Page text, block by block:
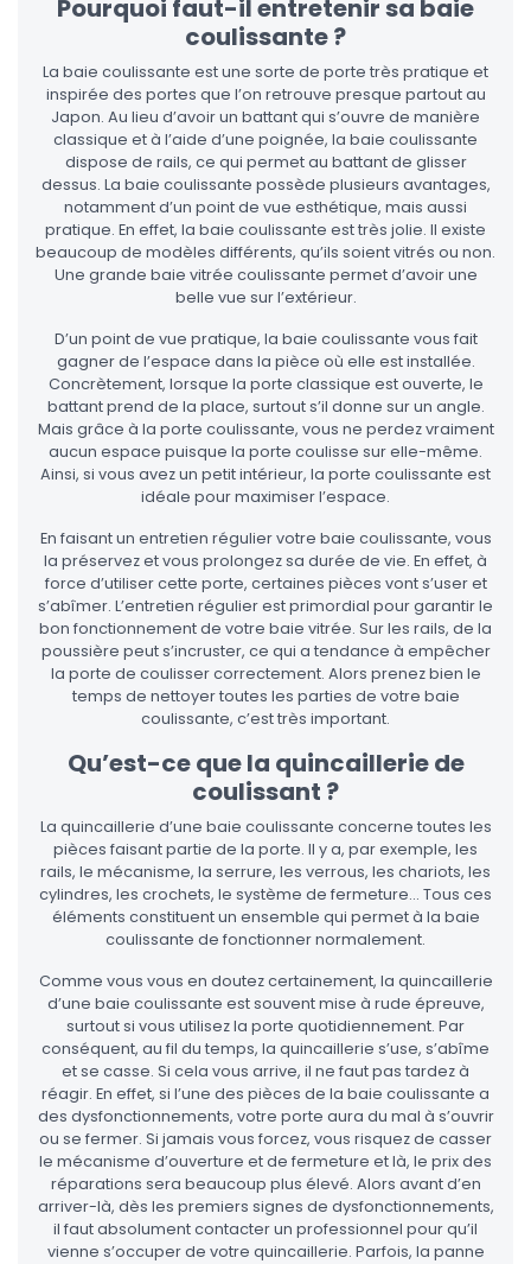
Pourquoi faut-il entretenir sa baie
coulissante ?
La baie coulissante est une sorte de porte très pratique et
inspirée des portes que l’on retrouve presque partout au
Japon. Au lieu d’avoir un battant qui s’ouvre de manière
classique et à l’aide d’une poignée, la baie coulissante
dispose de rails, ce qui permet au battant de glisser
dessus. La baie coulissante possède plusieurs avantages,
notamment d’un point de vue esthétique, mais aussi
pratique. En effet, la baie coulissante est très jolie. Il existe
beaucoup de modèles différents, qu’ils soient vitrés ou non.
Une grande baie vitrée coulissante permet d’avoir une
belle vue sur l’extérieur.
D’un point de vue pratique, la baie coulissante vous fait
gagner de l’espace dans la pièce où elle est installée.
Concrètement, lorsque la porte classique est ouverte, le
battant prend de la place, surtout s’il donne sur un angle.
Mais grâce à la porte coulissante, vous ne perdez vraiment
aucun espace puisque la porte coulisse sur elle-même.
Ainsi, si vous avez un petit intérieur, la porte coulissante est
idéale pour maximiser l’espace.
En faisant un entretien régulier votre baie coulissante, vous
la préservez et vous prolongez sa durée de vie. En effet, à
force d’utiliser cette porte, certaines pièces vont s’user et
s’abîmer. L’entretien régulier est primordial pour garantir le
bon fonctionnement de votre baie vitrée. Sur les rails, de la
poussière peut s’incruster, ce qui a tendance à empêcher
la porte de coulisser correctement. Alors prenez bien le
temps de nettoyer toutes les parties de votre baie
coulissante, c’est très important.
Qu’est-ce que la quincaillerie de
coulissant ?
La quincaillerie d’une baie coulissante concerne toutes les
pièces faisant partie de la porte. Il y a, par exemple, les
rails, le mécanisme, la serrure, les verrous, les chariots, les
cylindres, les crochets, le système de fermeture… Tous ces
éléments constituent un ensemble qui permet à la baie
coulissante de fonctionner normalement.
Comme vous vous en doutez certainement, la quincaillerie
d’une baie coulissante est souvent mise à rude épreuve,
surtout si vous utilisez la porte quotidiennement. Par
conséquent, au fil du temps, la quincaillerie s’use, s’abîme
et se casse. Si cela vous arrive, il ne faut pas tardez à
réagir. En effet, si l’une des pièces de la baie coulissante a
des dysfonctionnements, votre porte aura du mal à s’ouvrir
ou se fermer. Si jamais vous forcez, vous risquez de casser
le mécanisme d’ouverture et de fermeture et là, le prix des
réparations sera beaucoup plus élevé. Alors avant d’en
arriver-là, dès les premiers signes de dysfonctionnements,
il faut absolument contacter un professionnel pour qu’il
vienne s’occuper de votre quincaillerie. Parfois, la panne